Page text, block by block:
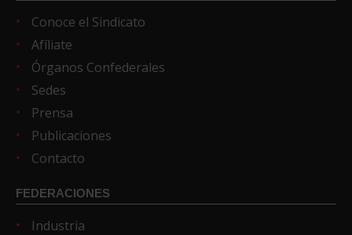
Conoce el Sindicato
Afíliate
Órganos Confederales
Sedes
Prensa
Publicaciones
Contacto
FEDERACIONES
Industria